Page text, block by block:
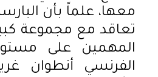
معها، علماً بأن
تعاقد مع مجموعة
المهمين على
الفرنسي أنطوان